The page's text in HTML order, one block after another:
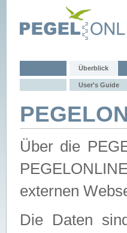
Überblick
User's Guide
Über die
externen
Die Daten